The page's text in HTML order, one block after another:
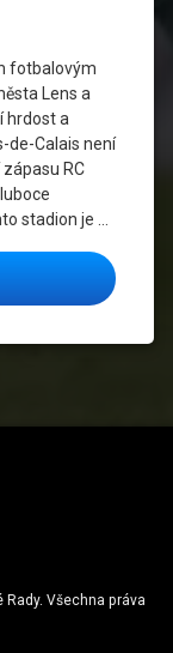
fotbalovým
Lens a
hrdost a
de-Calais není
RC
stadion je …
Kde ožívá Duše
Všechna práva